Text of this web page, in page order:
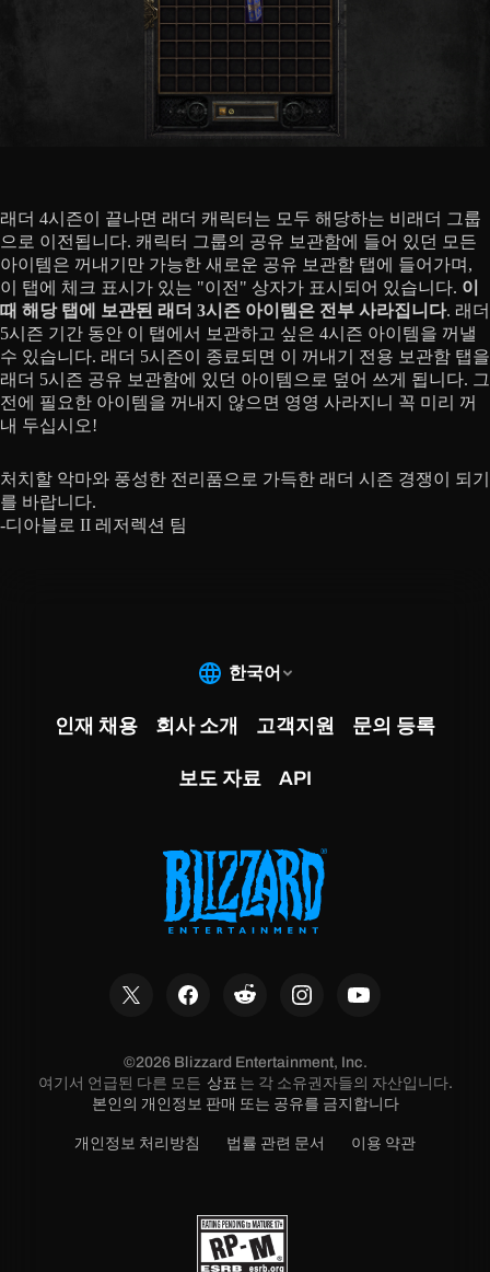
래더 4시즌이 끝나면 래더 캐릭터는 모두 해당하는 비래더 그룹
으로 이전됩니다. 캐릭터 그룹의 공유 보관함에 들어 있던 모든
아이템은 꺼내기만 가능한 새로운 공유 보관함 탭에 들어가며,
이 탭에 체크 표시가 있는 "이전" 상자가 표시되어 있습니다. 이
때 해당 탭에 보관된 래더 3시즌 아이템은 전부 사라집니다. 래더
5시즌 기간 동안 이 탭에서 보관하고 싶은 4시즌 아이템을 꺼낼
수 있습니다. 래더 5시즌이 종료되면 이 꺼내기 전용 보관함 탭을
래더 5시즌 공유 보관함에 있던 아이템으로 덮어 쓰게 됩니다. 그
전에 필요한 아이템을 꺼내지 않으면 영영 사라지니 꼭 미리 꺼
내 두십시오!
처치할 악마와 풍성한 전리품으로 가득한 래더 시즌 경쟁이 되기
를 바랍니다.
-디아블로 II 레저렉션 팀